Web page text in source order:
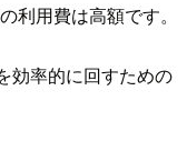
利用費は高額です。
効率的に回すための